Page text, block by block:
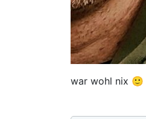
war wohl nix 🙂